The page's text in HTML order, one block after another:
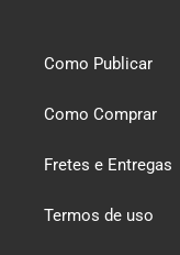
Como Publicar
Como Comprar
Fretes e Entregas
Termos de uso